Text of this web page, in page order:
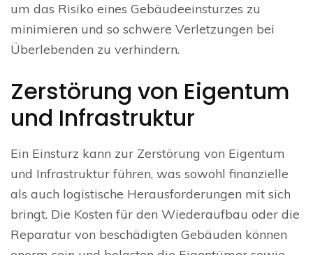
um das Risiko eines Gebäudeeinsturzes zu
minimieren und so schwere Verletzungen bei
Überlebenden zu verhindern.
Zerstörung von Eigentum
und Infrastruktur
Ein Einsturz kann zur Zerstörung von Eigentum
und Infrastruktur führen, was sowohl finanzielle
als auch logistische Herausforderungen mit sich
bringt. Die Kosten für den Wiederaufbau oder die
Reparatur von beschädigten Gebäuden können